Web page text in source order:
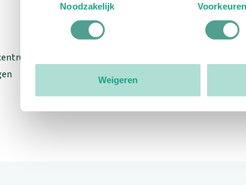
Noodzakelijk
Voorkeuren
Weigeren
Organisatie